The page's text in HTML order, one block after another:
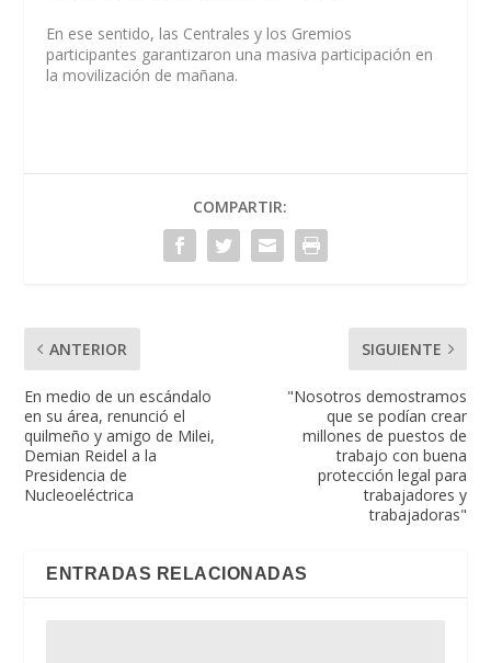
En ese sentido, las Centrales y los Gremios
participantes garantizaron una masiva participación en
la movilización de mañana.
COMPARTIR:
ANTERIOR
En medio de un escándalo
en su área, renunció el
quilmeño y amigo de Milei,
Demian Reidel a la
Presidencia de
Nucleoeléctrica
SIGUIENTE
"Nosotros demostramos
que se podían crear
millones de puestos de
trabajo con buena
protección legal para
trabajadores y
trabajadoras"
ENTRADAS RELACIONADAS